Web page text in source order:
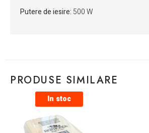
Putere de iesire: 500 W
PRODUSE SIMILARE
In stoc